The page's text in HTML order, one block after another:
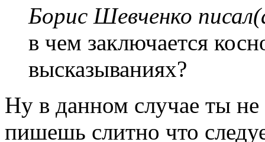
Борис Шевченко
в чем заключается
высказываниях?
Ну в данном случае ты
пишешь слитно что